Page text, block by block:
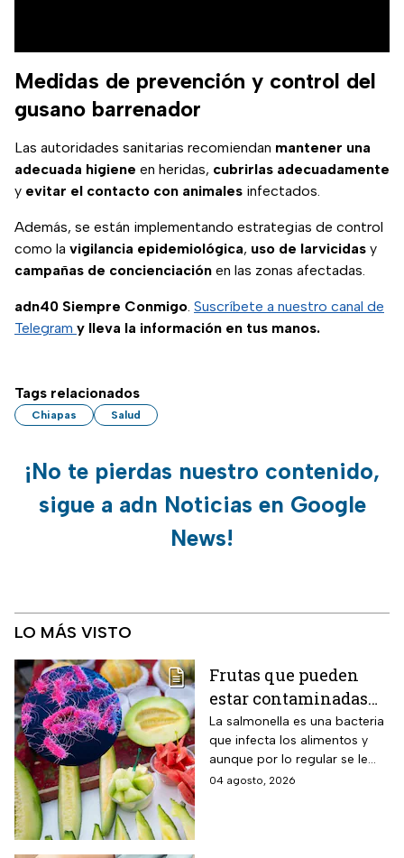
Medidas de prevención y control del
gusano barrenador
Las autoridades sanitarias recomiendan mantener una
adecuada higiene en heridas, cubrirlas adecuadamente
y evitar el contacto con animales infectados.
Además, se están implementando estrategias de control
como la vigilancia epidemiológica, uso de larvicidas y
campañas de concienciación en las zonas afectadas.
adn40 Siempre Conmigo. Suscríbete a nuestro canal de
Telegram y lleva la información en tus manos.
Tags relacionados
Chiapas Salud
¡No te pierdas nuestro contenido,
sigue a adn Noticias en Google
News!
LO MÁS VISTO
Frutas que pueden
estar contaminadas
de salmonella y cómo
protegerte del
contagio
La salmonella es una bacteria
que infecta los alimentos y
aunque por lo regular se le
relaciona con el huevo,
04 agosto, 2026